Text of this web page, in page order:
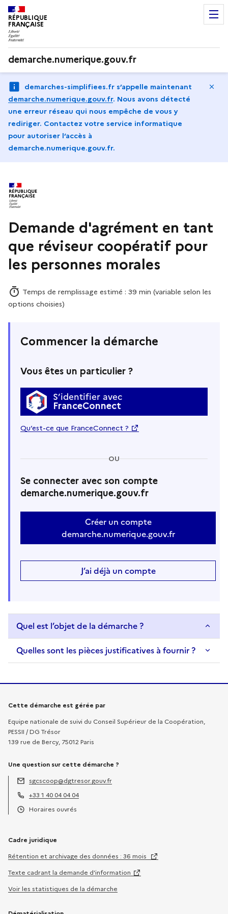
RÉPUBLIQUE
FRANÇAISE
demarche.numerique.gouv.fr
demarches-simplifiees.fr s’appelle maintenant
demarche.numerique.gouv.fr. Nous avons détecté
une erreur réseau qui nous empêche de vous y
rediriger. Contactez votre service informatique
pour autoriser l‘accès à
demarche.numerique.gouv.fr.
Demande d'agrément en tant
que réviseur coopératif pour
les personnes morales
Temps de remplissage estimé : 39 min (variable selon les
options choisies)
Commencer la démarche
Vous êtes un particulier ?
S’identifier avec
FranceConnect
Qu’est-ce que FranceConnect ?
OU
Se connecter avec son compte
demarche.numerique.gouv.fr
Créer un compte
demarche.numerique.gouv.fr
J’ai déjà un compte
Quel est l’objet de la démarche ?
Quelles sont les pièces justificatives à fournir ?
Informations sur la démarche
Cette démarche est gérée par
Equipe nationale de suivi du Conseil Supérieur de la Coopération,
PESSII / DG Trésor
139 rue de Bercy, 75012 Paris
Une question sur cette démarche ?
Adresse électronique :
sgcscoop@dgtresor.gouv.fr
Téléphone :
+33 1 40 04 04 04
Horaires ouvrés
Cadre juridique
Rétention et archivage des données : 36 mois
Texte cadrant la demande d’information
Voir les statistiques de la démarche